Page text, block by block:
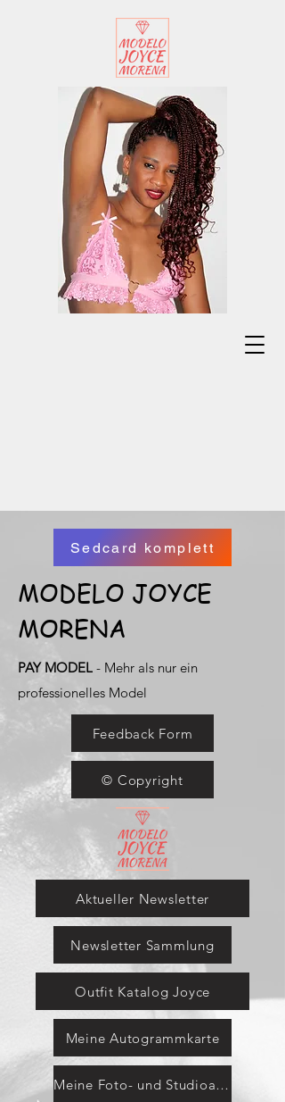
Sedcard komplett
MODELO JOYCE
MORENA
PAY MODEL - Mehr als nur ein
professionelles Model
Feedback Form
© Copyright
Aktueller Newsletter
Newsletter Sammlung
Outfit Katalog Joyce
Meine Autogrammkarte
Meine Foto- und Studioausrüstung